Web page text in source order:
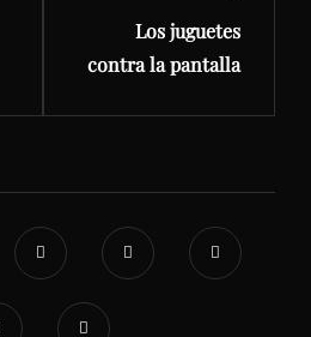
Los juguetes
contra la pantalla